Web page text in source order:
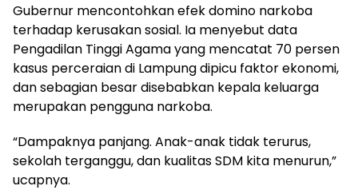
Gubernur mencontohkan efek domino narkoba
terhadap kerusakan sosial. Ia menyebut data
Pengadilan Tinggi Agama yang mencatat 70 persen
kasus perceraian di Lampung dipicu faktor ekonomi,
dan sebagian besar disebabkan kepala keluarga
merupakan pengguna narkoba.
“Dampaknya panjang. Anak-anak tidak terurus,
sekolah terganggu, dan kualitas SDM kita menurun,”
ucapnya.